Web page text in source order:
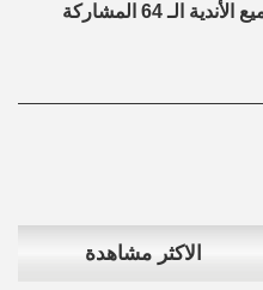
الاكثر مشاهدة
المسابقة، حيث تم الكشف عن جميع الأندية الـ 64 المشاركة